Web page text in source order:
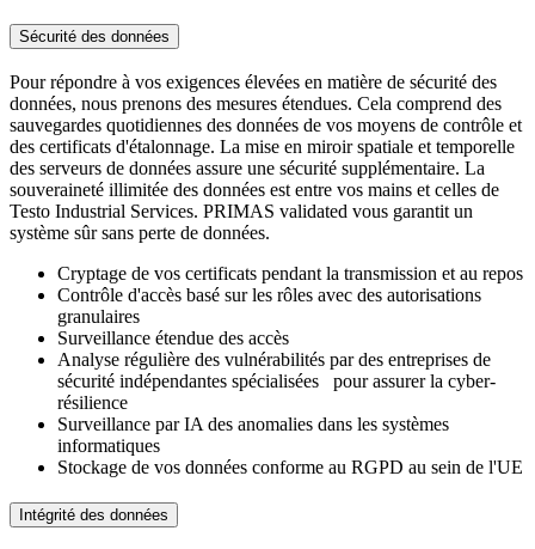
Sécurité des données
Pour répondre à vos exigences élevées en matière de sécurité des
données, nous prenons des mesures étendues. Cela comprend des
sauvegardes quotidiennes des données de vos moyens de contrôle et
des certificats d'étalonnage. La mise en miroir spatiale et temporelle
des serveurs de données assure une sécurité supplémentaire. La
souveraineté illimitée des données est entre vos mains et celles de
Testo Industrial Services. PRIMAS validated vous garantit un
système sûr sans perte de données.
Cryptage de vos certificats pendant la transmission et au repos
Contrôle d'accès basé sur les rôles avec des autorisations
granulaires
Surveillance étendue des accès
Analyse régulière des vulnérabilités par des entreprises de
sécurité indépendantes spécialisées pour assurer la cyber-
résilience
Surveillance par IA des anomalies dans les systèmes
informatiques
Stockage de vos données conforme au RGPD au sein de l'UE
Intégrité des données